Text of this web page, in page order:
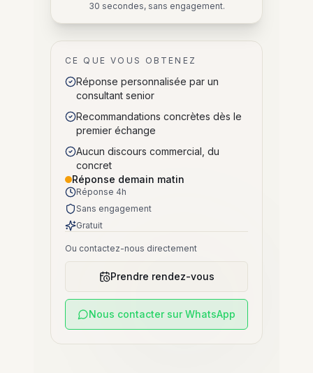
CE QUE VOUS OBTENEZ
Réponse personnalisée par un
consultant senior
Recommandations concrètes dès le
premier échange
Aucun discours commercial, du
concret
Réponse demain matin
Réponse 4h
Sans engagement
Gratuit
Ou contactez-nous directement
Prendre rendez-vous
Nous contacter sur WhatsApp
30 secondes, sans engagement.